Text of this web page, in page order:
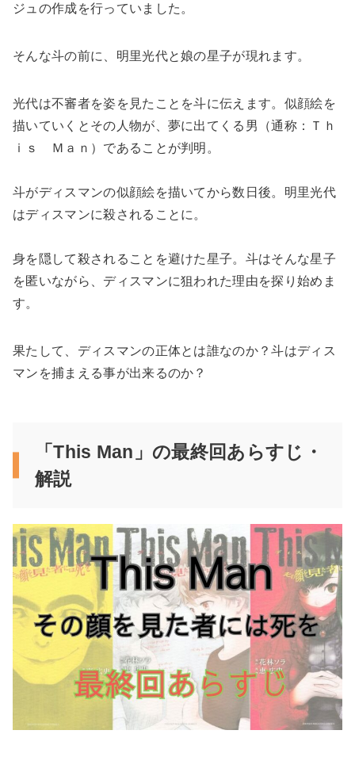
ジュの作成を行っていました。
そんな斗の前に、明里光代と娘の星子が現れます。
光代は不審者を姿を見たことを斗に伝えます。似顔絵を
描いていくとその人物が、夢に出てくる男（通称：Ｔｈ
ｉｓ Ｍａｎ）であることが判明。
斗がディスマンの似顔絵を描いてから数日後。明里光代
はディスマンに殺されることに。
身を隠して殺されることを避けた星子。斗はそんな星子
を匿いながら、ディスマンに狙われた理由を探り始めま
す。
果たして、ディスマンの正体とは誰なのか？斗はディス
マンを捕まえる事が出来るのか？
「This Man」の最終回あらすじ・
解説